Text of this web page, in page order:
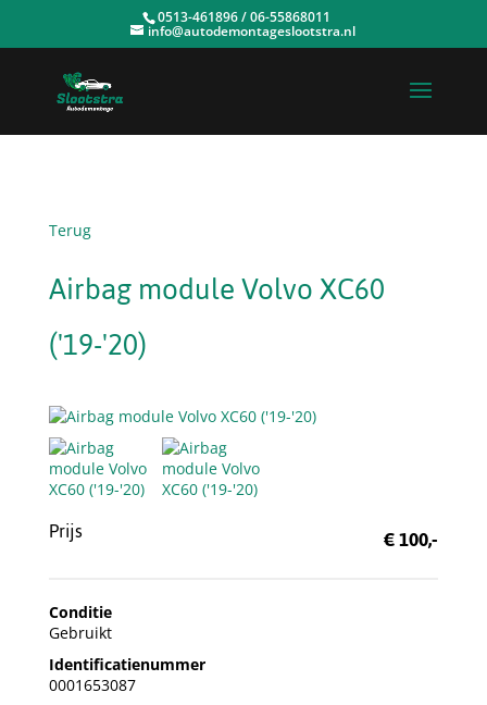
0513-461896 / 06-55868011
info@autodemontageslootstra.nl
Terug
Airbag module Volvo XC60
('19-'20)
Prijs € 100,-
Conditie
Gebruikt
Identificatienummer
0001653087